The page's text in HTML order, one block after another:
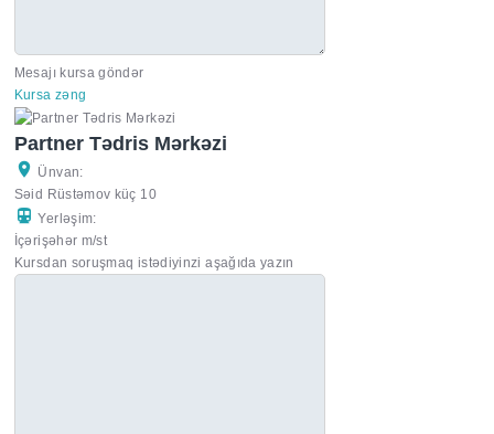
Mesajı kursa göndər
Kursa zəng
Partner Tədris Mərkəzi
Ünvan:
Səid Rüstəmov küç 10
Yerləşim:
İçərişəhər m/st
Kursdan soruşmaq istədiyinzi aşağıda yazın